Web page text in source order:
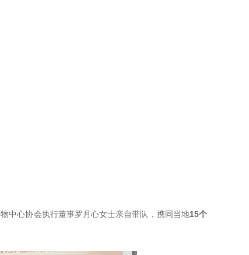
中心协会执行董事罗月心女士亲自带队，携同当地15个